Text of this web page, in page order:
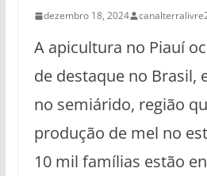
dezembro 18, 2024
A apicultura no Piauí
de destaque no Brasil,
no semiárido, região
produção de mel no
10 mil famílias estão